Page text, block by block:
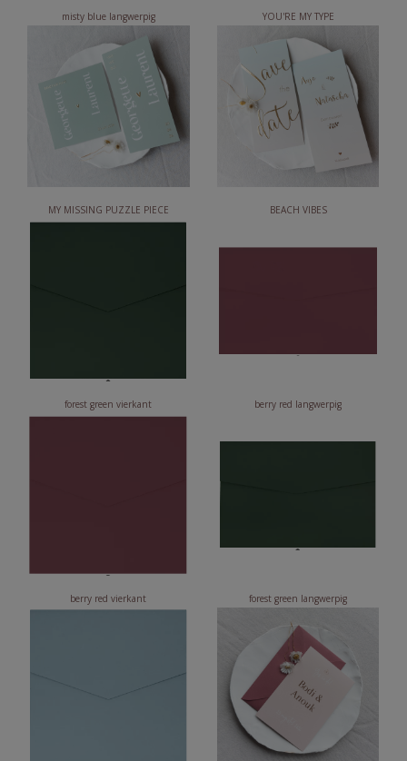
misty blue langwerpig YOU'RE MY TYPE
MY MISSING PUZZLE PIECE BEACH VIBES
forest green vierkant berry red langwerpig
berry red vierkant forest green langwerpig